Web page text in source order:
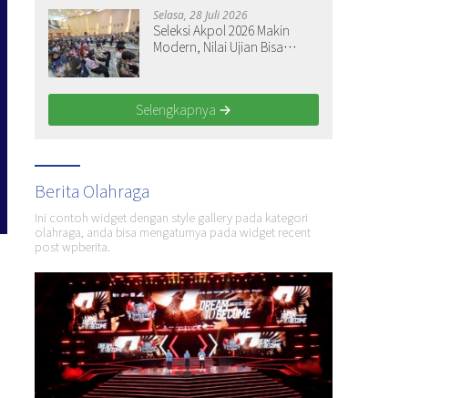
Selasa, 28 Juli 2026
Seleksi Akpol 2026 Makin
Modern, Nilai Ujian Bisa
Selengkapnya
Berita Olahraga
Ini contoh widget dengan style gallery pada kategori
olahraga, anda bisa mengaturnya pada widget recent
post wpberita.